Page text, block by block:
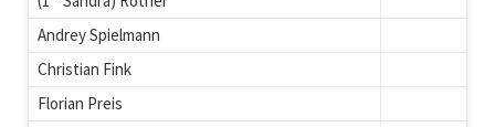
Andrey Spielmann
Christian Fink
Florian Preis